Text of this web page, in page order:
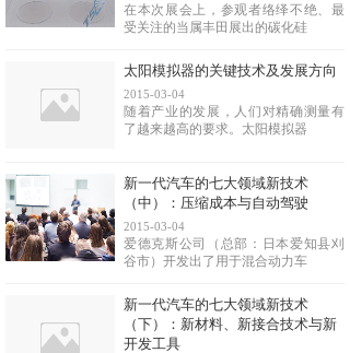
在本次展会上，参观者络绎不绝、最
受关注的当属丰田展出的碳化硅
太阳模拟器的关键技术及发展方向
2015-03-04
随着产业的发展，人们对精确测量有
了越来越高的要求。太阳模拟器
新一代汽车的七大领域新技术
（中）：压缩成本与自动驾驶
2015-03-04
爱德克斯公司（总部：日本爱知县刈
谷市）开发出了用于混合动力车
新一代汽车的七大领域新技术
（下）：新材料、新接合技术与新
开发工具